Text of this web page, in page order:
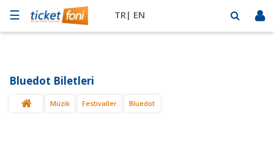
☰ TR| EN
Bluedot Biletleri
Müzik Festivaller Bluedot